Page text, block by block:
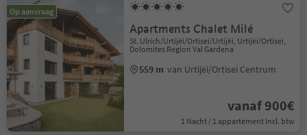
Op aanvraag
Apartments Chalet Milé
St. Ulrich/Urtijëi/Ortisei/Urtijëi, Urtijëi/Ortisei,
Dolomites Region Val Gardena
559 m van Urtijëi/Ortisei Centrum
vanaf 900€
1 Nacht / 1 appartement Incl. btw